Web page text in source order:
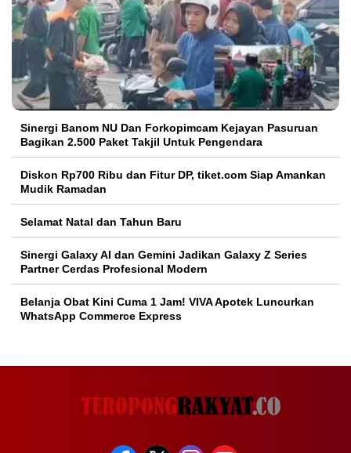
Sinergi Banom NU Dan Forkopimcam Kejayan Pasuruan
Bagikan 2.500 Paket Takjil Untuk Pengendara
Diskon Rp700 Ribu dan Fitur DP, tiket.com Siap Amankan
Mudik Ramadan
Selamat Natal dan Tahun Baru
Sinergi Galaxy AI dan Gemini Jadikan Galaxy Z Series
Partner Cerdas Profesional Modern
Belanja Obat Kini Cuma 1 Jam! VIVA Apotek Luncurkan
WhatsApp Commerce Express